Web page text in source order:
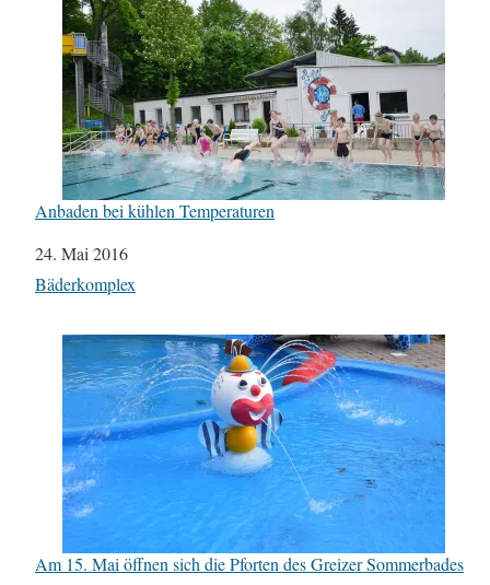
Anbaden bei kühlen Temperaturen
Datum
24. Mai 2016
In Bezug auf
Bäderkomplex
Am 15. Mai öffnen sich die Pforten des Greizer Sommerbades